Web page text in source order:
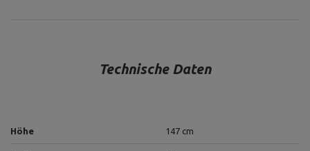
Technische Daten
Höhe 147 cm